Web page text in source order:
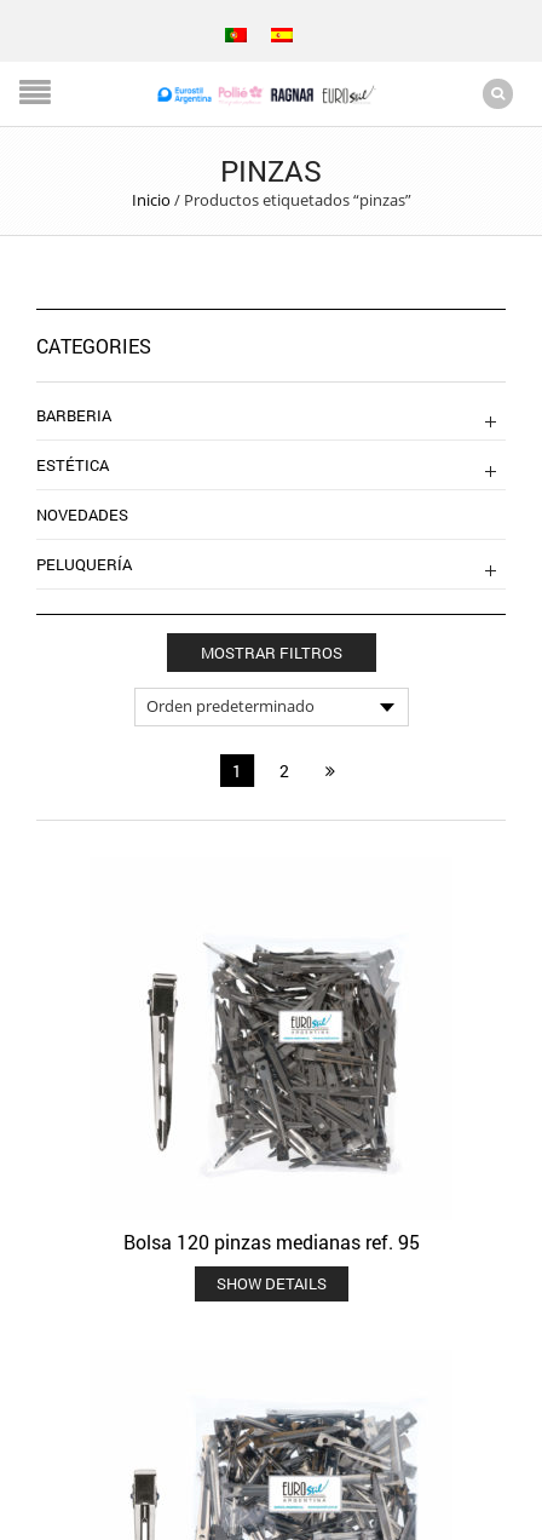
PINZAS
Inicio / Productos etiquetados “pinzas”
MOSTRAR FILTROS
1 2
Bolsa 120 pinzas medianas ref. 95
SHOW DETAILS
CATEGORIES
BARBERIA
ESTÉTICA
NOVEDADES
PELUQUERÍA